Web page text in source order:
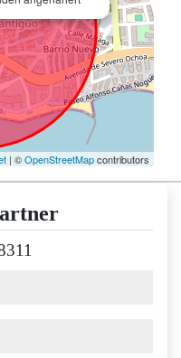
| ©OpenStreetMapcontributors